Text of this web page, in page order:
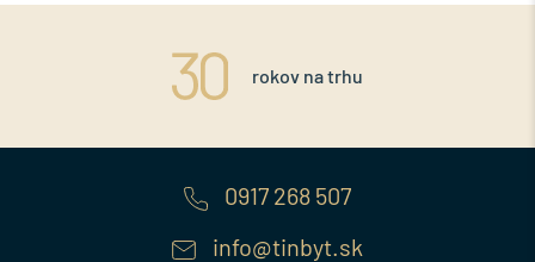
rokov na trhu
0917 268 507
info@tinbyt.sk